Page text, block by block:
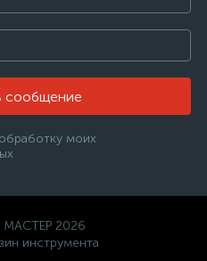
сообщение
моих
2026
инструмента